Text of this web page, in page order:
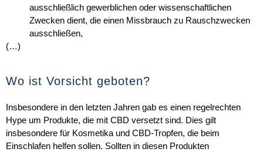
ausschließlich gewerblichen oder wissenschaftlichen
Zwecken dient, die einen Missbrauch zu Rauschzwecken
ausschließen,
(…)
Wo ist Vorsicht geboten?
Insbesondere in den letzten Jahren gab es einen regelrechten
Hype um Produkte, die mit CBD versetzt sind. Dies gilt
insbesondere für Kosmetika und CBD-Tropfen, die beim
Einschlafen helfen sollen. Sollten in diesen Produkten